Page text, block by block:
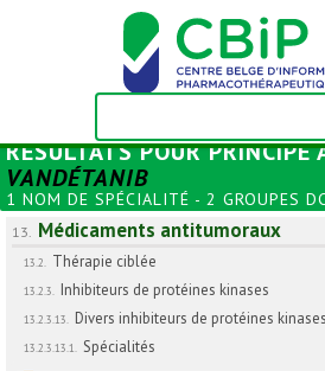
RÉSULTATS POURPRINCIPE
VANDÉTANIB
1 NOM DE SPÉCIALITÉ - 2 GROUPES
13. Médicaments antitumoraux
13.2. Thérapie ciblée
13.2.3. Inhibiteurs de protéines kinases
13.2.3.13. Divers inhibiteurs de protéines kinases
13.2.3.13.1. Spécialités